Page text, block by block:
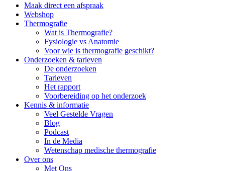
Maak direct een afspraak
Webshop
Thermografie
Wat is Thermografie?
Fysiologie vs Anatomie
Voor wie is thermografie geschikt?
Onderzoeken & tarieven
De onderzoeken
Tarieven
Het rapport
Voorbereiding op het onderzoek
Kennis & informatie
Veel Gestelde Vragen
Blog
Podcast
In de Media
Wetenschap medische thermografie
Over ons
Met Ons